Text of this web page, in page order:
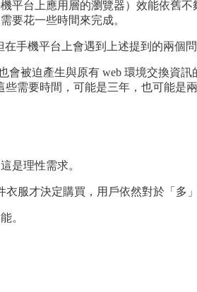
平台上應用層的瀏覽器）效能依舊
要花一些時間來完成。
在手機平台上會遇到上述提到的兩個問
會被迫產生與原有 web 環境交換資
需要時間，可能是三年，也可能是兩
是理性需求。
服才決定購買，用戶依然對於「多
。